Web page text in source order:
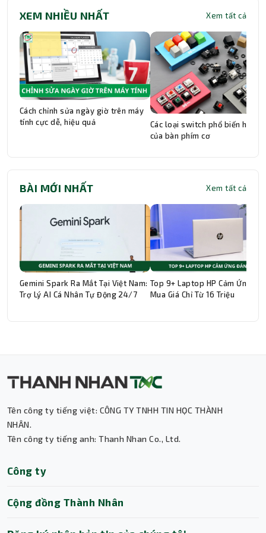
tượng.
quang ở mức 2x - 3x. Camera tiềm vọng sử
dụng hệ thống gương phản xạ để bẻ cong ánh
sáng, cho phép đặt các thấu kính nằm ngang
trong thân máy. Nhờ đó, nó có thể đạt mức
zoom quang học xa hơn nhiều (5x, 10x) mà
không làm điện thoại quá dày.
XEM NHIỀU NHẤT Xem tất cả
Cách chỉnh sửa ngày giờ trên máy
tính cực dễ, hiệu quả
Các loại switch phổ biến hiện
của bàn phím cơ
BÀI MỚI NHẤT Xem tất cả
Gemini Spark Ra Mắt Tại Việt Nam:
Trợ Lý AI Cá Nhân Tự Động 24/7
Top 9+ Laptop HP Cảm Ứng
Mua Giá Chỉ Từ 16 Triệu
Tên công ty tiếng việt: CÔNG TY TNHH TIN HỌC THÀNH
NHÂN.
Tên công ty tiếng anh: Thanh Nhan Co., Ltd.
Công ty
Cộng đồng Thành Nhân